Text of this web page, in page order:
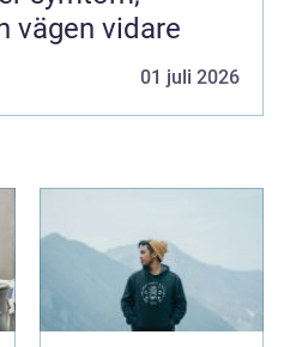
vägen vidare
01 juli 2026